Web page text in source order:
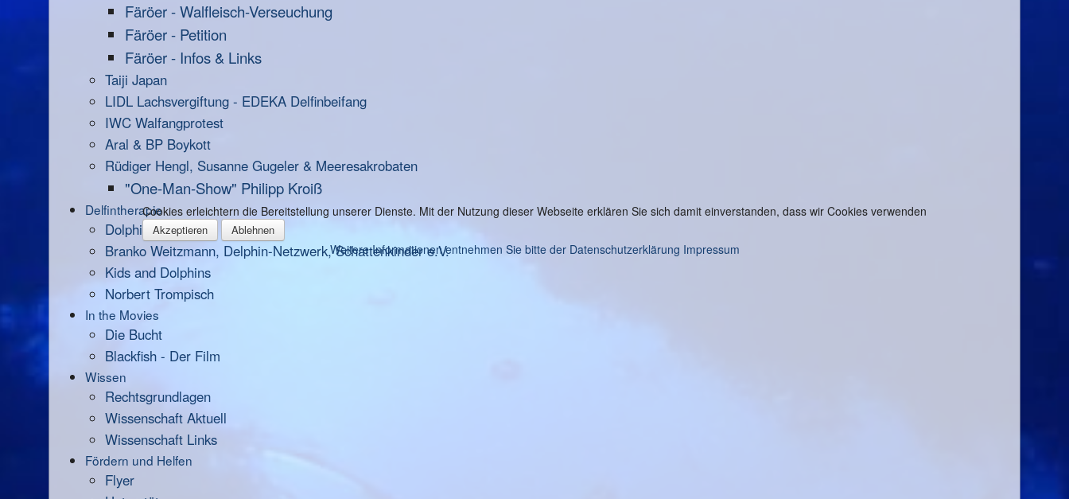
Färöer - Walfleisch-Verseuchung
Färöer - Petition
Färöer - Infos & Links
Taiji Japan
LIDL Lachsvergiftung - EDEKA Delfinbeifang
IWC Walfangprotest
Aral & BP Boykott
Rüdiger Hengl, Susanne Gugeler & Meeresakrobaten
"One-Man-Show" Philipp Kroiß
Delfintherapie
Dolphin Aid
Branko Weitzmann, Delphin-Netzwerk, Schattenkinder e.V.
Kids and Dolphins
Norbert Trompisch
In the Movies
Die Bucht
Blackfish - Der Film
Wissen
Rechtsgrundlagen
Wissenschaft Aktuell
Wissenschaft Links
Fördern und Helfen
Flyer
Cookies erleichtern die Bereitstellung unserer Dienste. Mit der Nutzung dieser Webseite erklären Sie sich damit einverstanden, dass wir Cookies verwenden
Akzeptieren Ablehnen
Weitere Informationen entnehmen Sie bitte der Datenschutzerklärung Impressum